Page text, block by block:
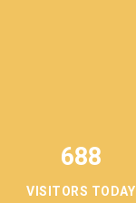
688
VISITORS TODAY